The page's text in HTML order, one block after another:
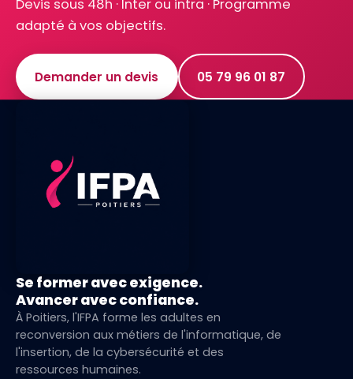
Devis sous 48h · Inter ou intra · Programme
adapté à vos objectifs.
Demander un devis 05 79 96 01 87
Se former avec exigence.
Avancer avec confiance.
À Poitiers, l'IFPA forme les adultes en
reconversion aux métiers de l'informatique, de
l'insertion, de la cybersécurité et des
ressources humaines.